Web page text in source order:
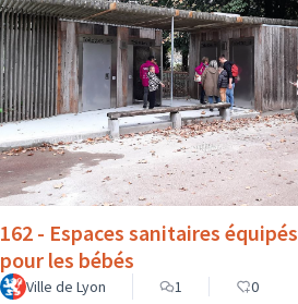
162 - Espaces sanitaires équipés
pour les bébés
Ville de Lyon 1 0